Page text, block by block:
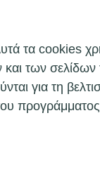
τα cookies
σελίδων
για τη